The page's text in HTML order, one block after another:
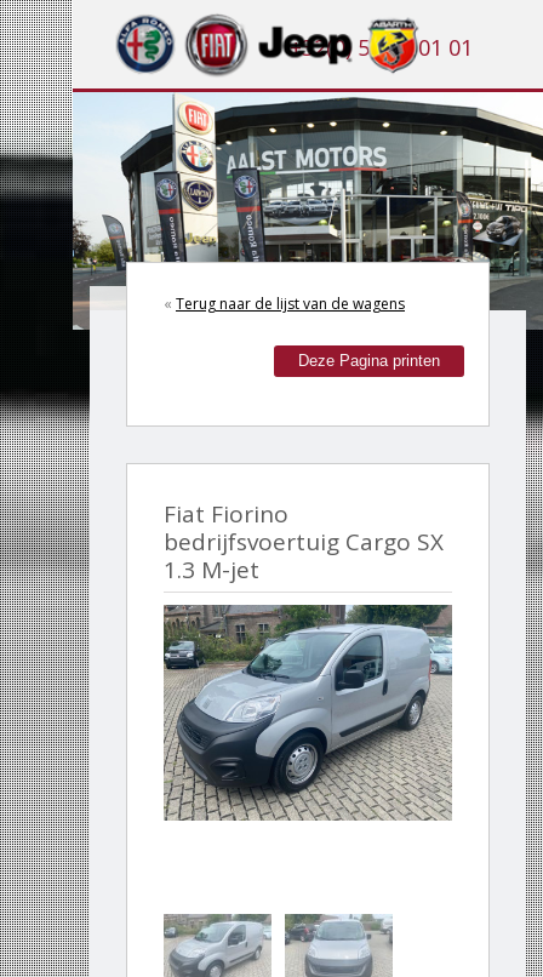
+32(0) 53 21 01 01
« Terug naar de lijst van de wagens
Deze Pagina printen
Fiat Fiorino
bedrijfsvoertuig Cargo SX
1.3 M-jet